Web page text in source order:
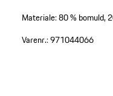
Materiale: 80 % bomuld,
Varenr.:971044066